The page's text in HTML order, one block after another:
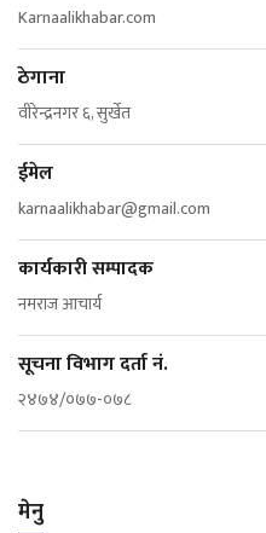
Karnaalikhabar.com
ठेगाना
वीरेन्द्रनगर ६, सुर्खेत
ईमेल
karnaalikhabar@gmail.com
कार्यकारी सम्पादक
नमराज आचार्य
सूचना विभाग दर्ता नं.
२४७४/०७७-०७८
मेनु